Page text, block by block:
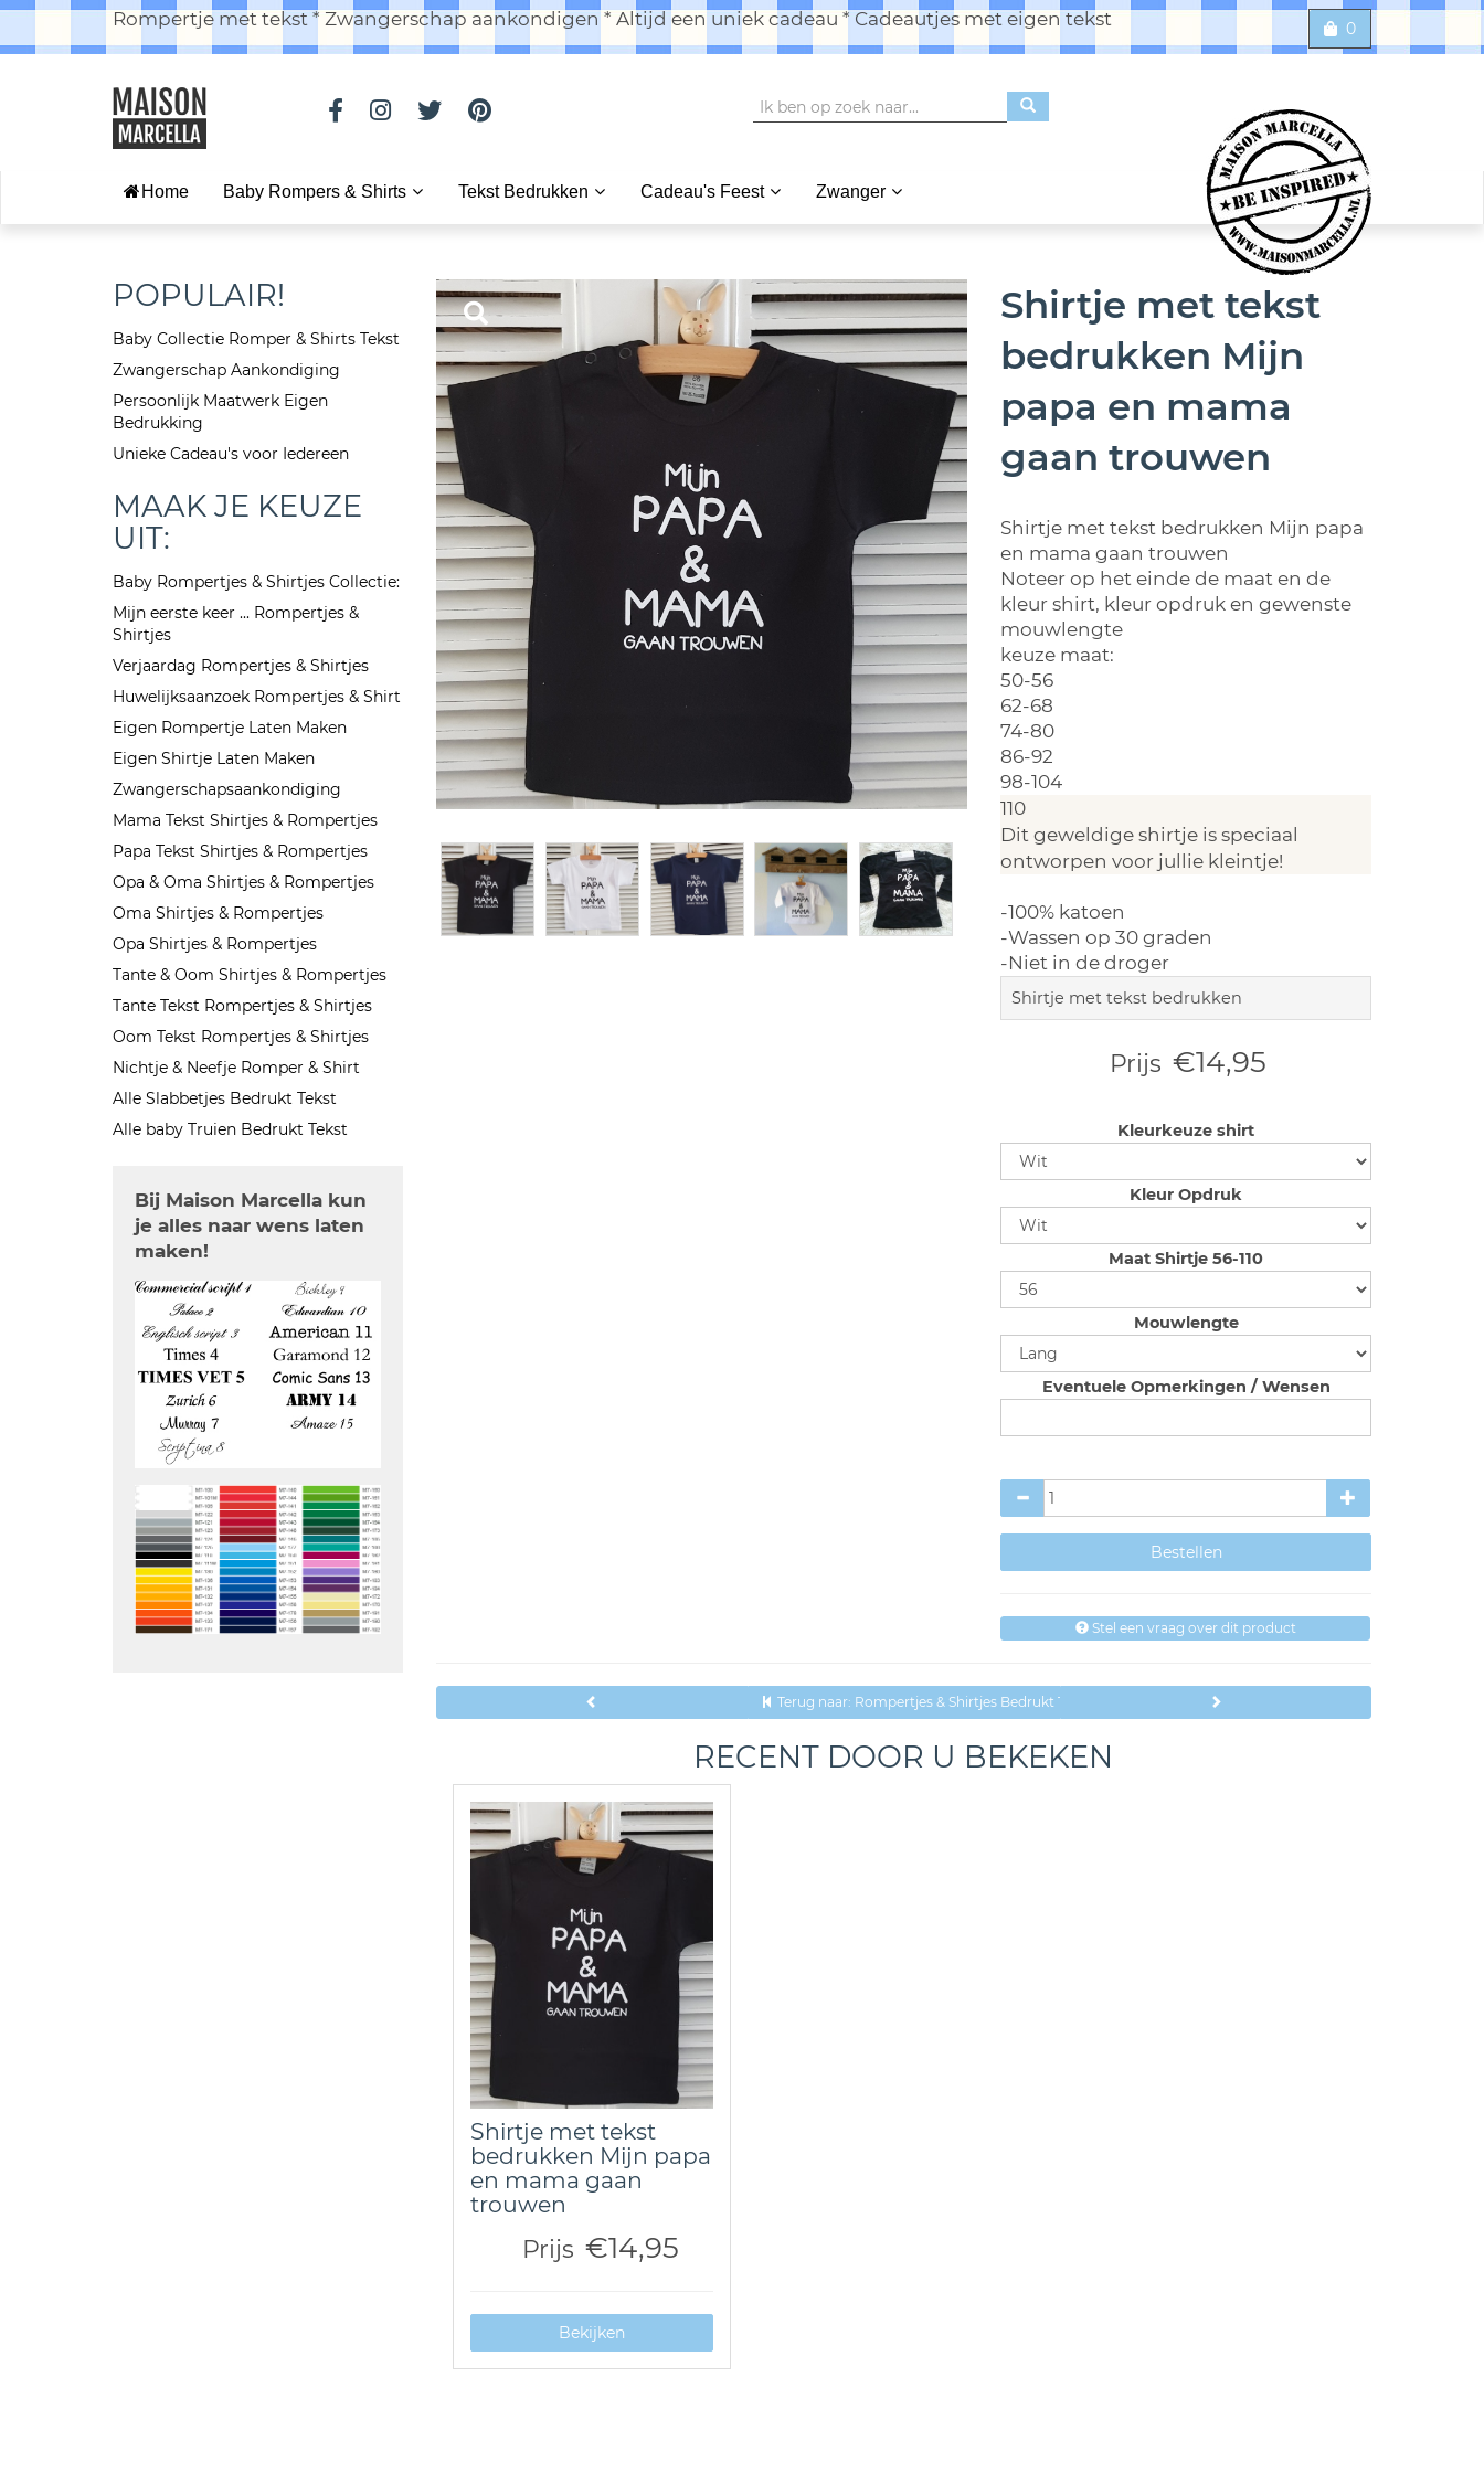
Rompertje met tekst * Zwangerschap aankondigen * Altijd een uniek cadeau * Cadeautjes met eigen tekst 0
Home Baby Rompers & Shirts Tekst Bedrukken Cadeau's Feest Zwanger
Shirtje met tekst
bedrukken Mijn
papa en mama
gaan trouwen
Shirtje met tekst bedrukken Mijn papa
en mama gaan trouwen
Noteer op het einde de maat en de
kleur shirt, kleur opdruk en gewenste
mouwlengte
keuze maat:
50-56
62-68
74-80
86-92
98-104
110
Dit geweldige shirtje is speciaal
ontworpen voor jullie kleintje!
-100% katoen
-Wassen op 30 graden
-Niet in de droger
Shirtje met tekst bedrukken
Prijs €14,95
Kleurkeuze shirt
Kleur Opdruk
Maat Shirtje 56-110
Mouwlengte
Eventuele Opmerkingen / Wensen
Stel een vraag over dit product
Terug naar: Rompertjes & Shirtjes Bedrukt Teksten Papa
RECENT DOOR U BEKEKEN
Shirtje met tekst
bedrukken Mijn papa
en mama gaan
trouwen
Prijs €14,95
Bekijken
POPULAIR!
Baby Collectie Romper & Shirts Tekst
Zwangerschap Aankondiging
Persoonlijk Maatwerk Eigen
Bedrukking
Unieke Cadeau's voor Iedereen
MAAK JE KEUZE
UIT:
Baby Rompertjes & Shirtjes Collectie:
Mijn eerste keer ... Rompertjes &
Shirtjes
Verjaardag Rompertjes & Shirtjes
Huwelijksaanzoek Rompertjes & Shirt
Eigen Rompertje Laten Maken
Eigen Shirtje Laten Maken
Zwangerschapsaankondiging
Mama Tekst Shirtjes & Rompertjes
Papa Tekst Shirtjes & Rompertjes
Opa & Oma Shirtjes & Rompertjes
Oma Shirtjes & Rompertjes
Opa Shirtjes & Rompertjes
Tante & Oom Shirtjes & Rompertjes
Tante Tekst Rompertjes & Shirtjes
Oom Tekst Rompertjes & Shirtjes
Nichtje & Neefje Romper & Shirt
Alle Slabbetjes Bedrukt Tekst
Alle baby Truien Bedrukt Tekst
Bij Maison Marcella kun
je alles naar wens laten
maken!